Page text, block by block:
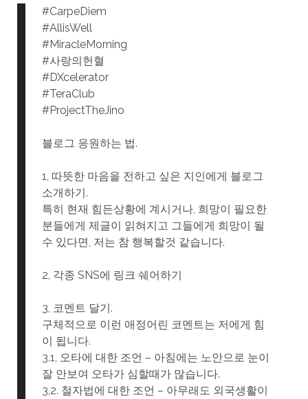
#CarpeDiem
#AllisWell
#MiracleMorning
#사랑의헌혈
#DXcelerator
#TeraClub
#ProjectTheJino
블로그 응원하는 법.
1, 따뜻한 마음을 전하고 싶은 지인에게 블로그
소개하기.
특히 현재 힘든상황에 계시거나, 희망이 필요한
분들에게 제글이 읽혀지고 그들에게 희망이 될
수 있다면, 저는 참 행복할것 같습니다.
2, 각종 SNS에 링크 쉐어하기
3, 코멘트 달기.
구체적으로 이런 애정어린 코멘트는 저에게 힘
이 됩니다.
3.1, 오타에 대한 조언 – 아침에는 노안으로 눈이
잘 안보여 오타가 심할때가 많습니다.
3,2. 철자법에 대한 조언 – 아무래도 외국생활이